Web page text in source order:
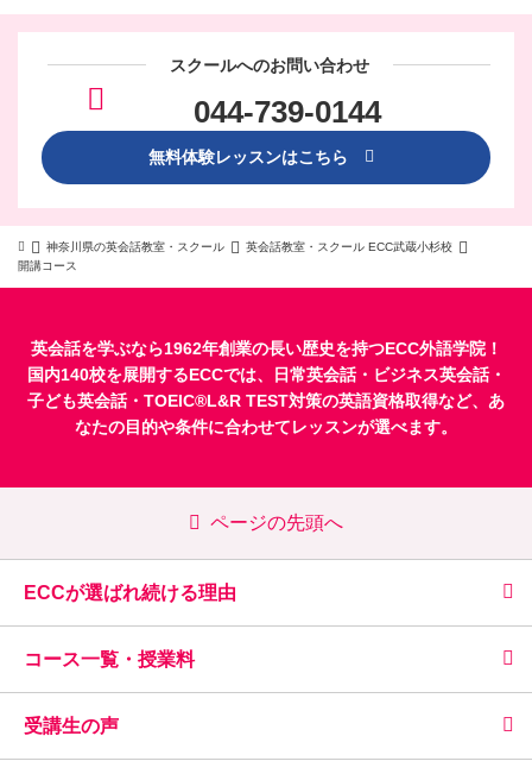
スクールへのお問い合わせ
044-739-0144
無料体験レッスンはこちら
神奈川県の英会話教室・スクール
英会話教室・スクール ECC武蔵小杉校
開講コース
英会話を学ぶなら1962年創業の長い歴史を持つECC外語学院！
国内140校を展開するECCでは、
日常英会話・ ビジネス英会話・
子ども英会話・ TOEIC®L&R TEST対策の英語資格取得など、あ
なたの目的や条件に合わせてレッスンが選べます。
ページの先頭へ
ECCが選ばれ続ける理由
コース一覧・授業料
受講生の声